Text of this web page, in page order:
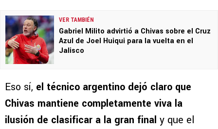
VER TAMBIÉN
Gabriel Milito advirtió a Chivas sobre el Cruz
Azul de Joel Huiqui para la vuelta en el
Jalisco
Eso sí, el técnico argentino dejó claro que
Chivas mantiene completamente viva la
ilusión de clasificar a la gran final y que el